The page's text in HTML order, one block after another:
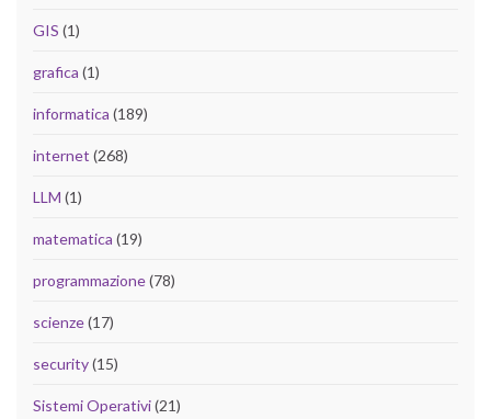
GIS (1)
grafica (1)
informatica (189)
internet (268)
LLM (1)
matematica (19)
programmazione(78)
scienze(17)
security(15)
Sistemi Operativi(21)